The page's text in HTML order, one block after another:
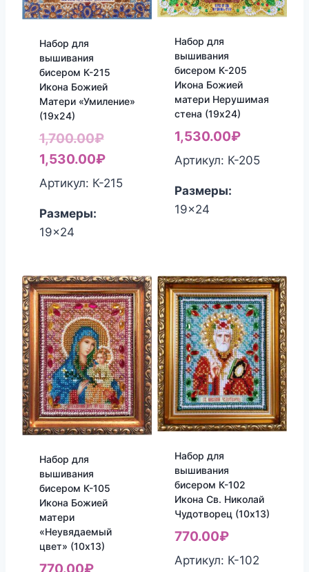
Набор для
вышивания
бисером К-215
Икона Божией
Матери «Умиление»
(19х24)
1,700.00₽Первоначальная
цена
составляла
1,530.00₽Текущая
цена:
Артикул: К-215
Размеры:
19x24
Набор для
вышивания
бисером К-205
Икона Божией
матери Нерушимая
стена (19х24)
1,530.00₽
Артикул: К-205
Размеры:
19x24
Набор для
вышивания
бисером К-105
Икона Божией
матери
«Неувядаемый
цвет» (10х13)
Набор для
вышивания
бисером К-102
Икона Св. Николай
Чудотворец (10х13)
770.00₽
Артикул: К-102